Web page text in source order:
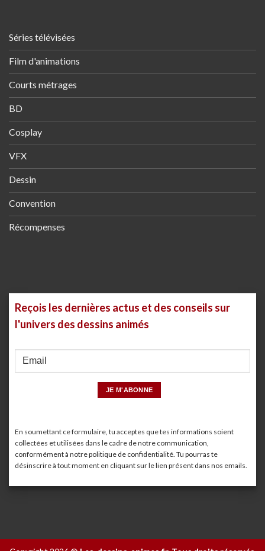
Séries télévisées
Film d'animations
Courts métrages
BD
Cosplay
VFX
Dessin
Convention
Récompenses
Reçois les dernières actus et des conseils sur
l'univers des dessins animés
En soumettant ce formulaire, tu acceptes que tes informations soient
collectées et utilisées dans le cadre de notre communication,
conformément à notrepolitique de confidentialité . Tu pourras te
désinscrire à tout moment en cliquant sur le lien présent dans nos emails.